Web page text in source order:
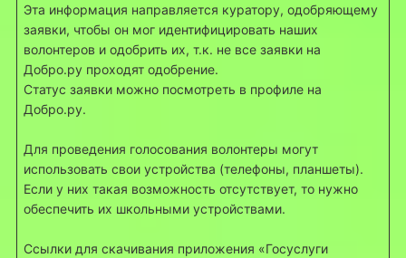
Эта информация направляется куратору, одобряющему
заявки, чтобы он мог идентифицировать наших
волонтеров и одобрить их, т.к. не все заявки на
Добро.ру проходят одобрение.
Статус заявки можно посмотреть в профиле на
Добро.ру.
Для проведения голосования волонтеры могут
использовать свои устройства (телефоны, планшеты).
Если у них такая возможность отсутствует, то нужно
обеспечить их школьными устройствами.
Ссылки для скачивания приложения «Госуслуги